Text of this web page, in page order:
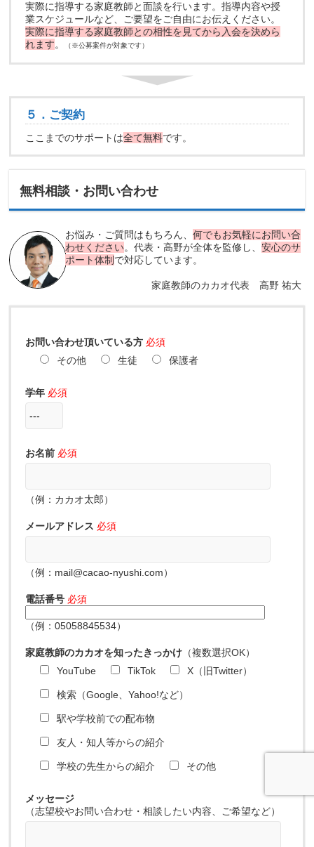
実際に指導する家庭教師と面談を行います。指導内容や授
業スケジュールなど、ご要望をご自由にお伝えください。
実際に指導する家庭教師との相性を見てから入会を決めら
れます。 （※公募案件が対象です）
５．ご契約
ここまでのサポートは全て無料です。
無料相談・お問い合わせ
お悩み・ご質問はもちろん、何でもお気軽にお問い合
わせください。代表・高野が全体を監修し、安心のサ
ポート体制 で対応しています。
家庭教師のカカオ代表 高野 祐大
お問い合わせ頂いている方 必須
その他
生徒 保護者
学年 必須
お名前 必須
（例：カカオ太郎）
メールアドレス 必須
（例：mail@cacao-nyushi.com）
電話番号 必須
（例：05058845534）
家庭教師のカカオを知ったきっかけ （複数選択OK）
YouTube
TikTok X（旧Twitter）
検索（Google、Yahoo!など）
駅や学校前での配布物
友人・知人等からの紹介
学校の先生からの紹介 その他
メッセージ
（志望校やお問い合わせ・相談したい内容、ご希望など）